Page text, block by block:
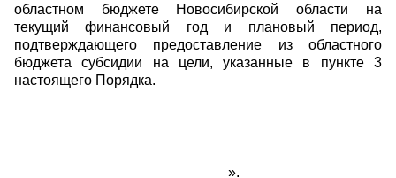
областном бюджете Новосибирской области на
текущий финансовый год и плановый период,
подтверждающего предоставление из областного
бюджета субсидии на цели, указанные в пункте 3
настоящего Порядка.
_________».